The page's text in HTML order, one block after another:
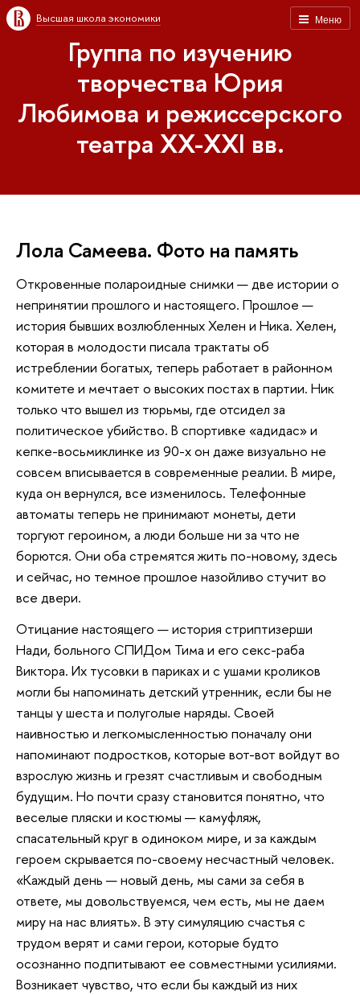
Меню
Высшая школа экономики
Группа по изучению
творчества Юрия
Любимова и режиссерского
театра XX-XXI вв.
Лола Самеева. Фото на память
Откровенные полароидные снимки — две истории о
непринятии прошлого и настоящего. Прошлое —
история бывших возлюбленных Хелен и Ника. Хелен,
которая в молодости писала трактаты об
истреблении богатых, теперь работает в районном
комитете и мечтает о высоких постах в партии. Ник
только что вышел из тюрьмы, где отсидел за
политическое убийство. В спортивке «адидас» и
кепке-восьмиклинке из 90-х он даже визуально не
совсем вписывается в современные реалии. В мире,
куда он вернулся, все изменилось. Телефонные
автоматы теперь не принимают монеты, дети
торгуют героином, а люди больше ни за что не
борются. Они оба стремятся жить по-новому, здесь
и сейчас, но темное прошлое назойливо стучит во
все двери.
Отицание настоящего — история стриптизерши
Нади, больного СПИДом Тима и его секс-раба
Виктора. Их тусовки в париках и с ушами кроликов
могли бы напоминать детский утренник, если бы не
танцы у шеста и полуголые наряды. Своей
наивностью и легкомысленностью поначалу они
напоминают подростков, которые вот-вот войдут во
взрослую жизнь и грезят счастливым и свободным
будущим. Но почти сразу становится понятно, что
веселые пляски и костюмы — камуфляж,
спасательный круг в одиноком мире, и за каждым
героем скрывается по-своему несчастный человек.
«Каждый день — новый день, мы сами за себя в
ответе, мы довольствуемся, чем есть, мы не даем
миру на нас влиять». В эту симуляцию счастья с
трудом верят и сами герои, которые будто
осознанно подпитывают ее совместными усилиями.
Возникает чувство, что если бы каждый из них